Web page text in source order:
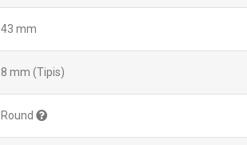
43 mm
8 mm (Tipis)
Round